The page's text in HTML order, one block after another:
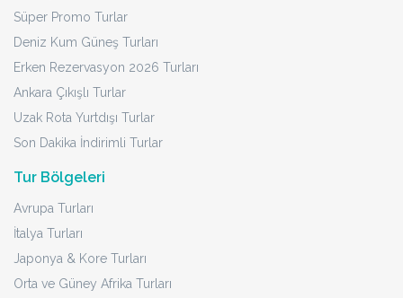
Süper Promo Turlar
Deniz Kum Güneş Turları
Erken Rezervasyon 2026 Turları
Ankara Çıkışlı Turlar
Uzak Rota Yurtdışı Turlar
Son Dakika İndirimli Turlar
Tur Bölgeleri
Avrupa Turları
İtalya Turları
Japonya & Kore Turları
Orta ve Güney Afrika Turları